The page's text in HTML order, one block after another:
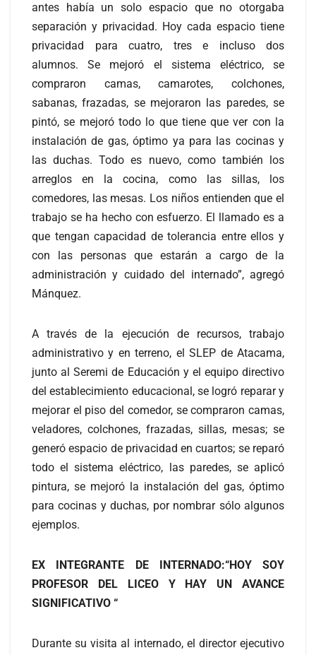
antes había un solo espacio que no otorgaba
separación y privacidad. Hoy cada espacio tiene
privacidad para cuatro, tres e incluso dos
alumnos. Se mejoró el sistema eléctrico, se
compraron camas, camarotes, colchones,
sabanas, frazadas, se mejoraron las paredes, se
pintó, se mejoró todo lo que tiene que ver con la
instalación de gas, óptimo ya para las cocinas y
las duchas. Todo es nuevo, como también los
arreglos en la cocina, como las sillas, los
comedores, las mesas. Los niños entienden que el
trabajo se ha hecho con esfuerzo. El llamado es a
que tengan capacidad de tolerancia entre ellos y
con las personas que estarán a cargo de la
administración y cuidado del internado”, agregó
Mánquez.
A través de la ejecución de recursos, trabajo
administrativo y en terreno, el SLEP de Atacama,
junto al Seremi de Educación y el equipo directivo
del establecimiento educacional, se logró reparar y
mejorar el piso del comedor, se compraron camas,
veladores, colchones, frazadas, sillas, mesas; se
generó espacio de privacidad en cuartos; se reparó
todo el sistema eléctrico, las paredes, se aplicó
pintura, se mejoró la instalación del gas, óptimo
para cocinas y duchas, por nombrar sólo algunos
ejemplos.
EX INTEGRANTE DE INTERNADO:“HOY SOY
PROFESOR DEL LICEO Y HAY UN AVANCE
SIGNIFICATIVO “
Durante su visita al internado, el director ejecutivo